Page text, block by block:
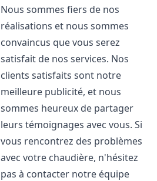
Nous sommes fiers de nos
réalisations et nous sommes
convaincus que vous serez
satisfait de nos services. Nos
clients satisfaits sont notre
meilleure publicité, et nous
sommes heureux de partager
leurs témoignages avec vous. Si
vous rencontrez des problèmes
avec votre chaudière, n'hésitez
pas à contacter notre équipe